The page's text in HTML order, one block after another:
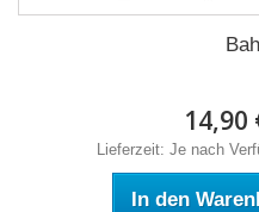
14,90
Lieferzeit: Je nach
In den